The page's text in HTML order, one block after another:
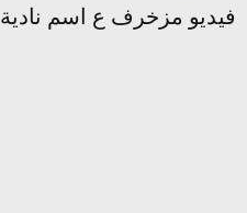
فيديو مزخرف ع اسم نادية